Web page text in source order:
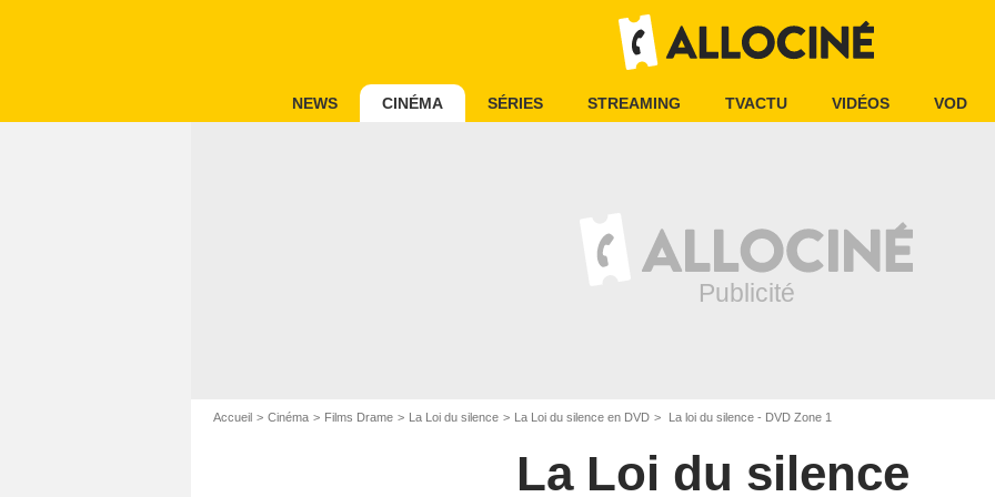
NEWS CINÉMA SÉRIES STREAMING TVACTU VIDÉOS VOD
Accueil Cinéma Films Drame La Loi du silence La Loi du silence en DVD La loi du silence - DVD Zone 1
La Loi du silence